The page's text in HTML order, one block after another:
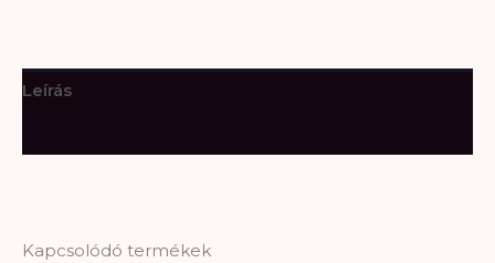
Leírás
Kapcsolódó termékek